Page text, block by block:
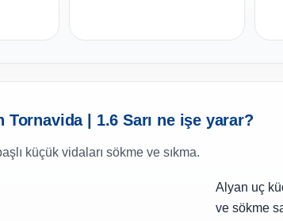
Tornavida | 1.6 Sarı ne işe yarar?
küçük vidaları sökme ve sıkma.
Alyan uç
ve sökme